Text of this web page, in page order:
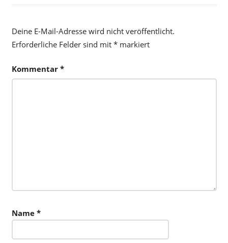
Deine E-Mail-Adresse wird nicht veröffentlicht.
Erforderliche Felder sind mit *markiert
Kommentar *
Name *